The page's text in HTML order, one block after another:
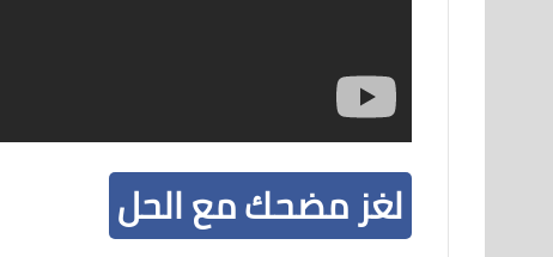
لغز مضحك مع الحل